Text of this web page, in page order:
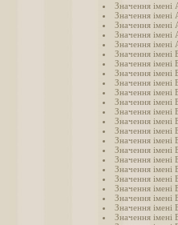
Значення імені
Значення імені
Значення імені
Значення імені
Значення імені
Значення імені
Значення імені
Значення імені
Значення імені
Значення імені
Значення імені
Значення імені
Значення імені
Значення імені
Значення імені
Значення імені
Значення імені
Значення імені
Значення імені
Значення імені
Значення імені
Значення імені
Значення